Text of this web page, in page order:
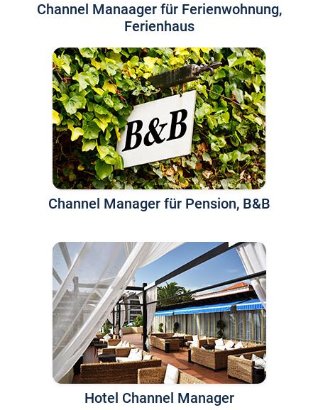
Channel Manaager für Ferienwohnung,
Ferienhaus
Channel Manager für Pension, B&B
Hotel Channel Manager